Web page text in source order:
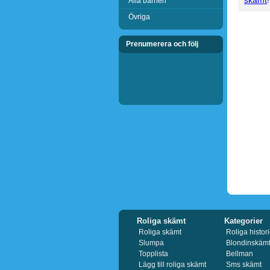
Övriga
Prenumerera och följ
Roliga skämt
Roliga skämt
Slumpa
Topplista
Lägg till roliga skämt
Kategorier
Roliga
Blondinskämt
Bellman
Sms skämt